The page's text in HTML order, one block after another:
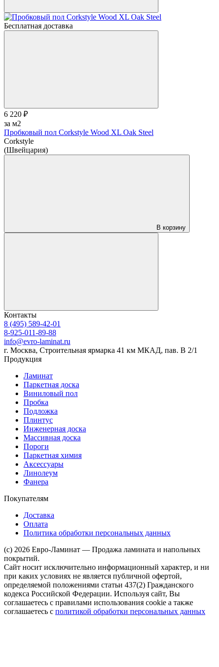
Бесплатная доставка
6 220 ₽
за м2
Пробковый пол Corkstyle Wood XL Oak Steel
Corkstyle
(Швейцария)
В корзину
Контакты
8 (495) 589-42-01
8-925-011-89-88
info@evro-laminat.ru
г. Москва, Строительная ярмарка 41 км МКАД, пав. В 2/1
Продукция
Ламинат
Паркетная доска
Виниловый пол
Пробка
Подложка
Плинтус
Инженерная доска
Массивная доска
Пороги
Паркетная химия
Аксессуары
Линолеум
Фанера
Покупателям
Доставка
Оплата
Политика обработки персональных данных
(c) 2026 Евро-Ламинат — Продажа ламината и напольных
покрытий.
Сайт носит исключительно информационный характер, и ни
при каких условиях не является публичной офертой,
определяемой положениями статьи 437(2) Гражданского
кодекса Российской Федерации. Используя сайт, Вы
соглашаетесь с правилами использования cookie а также
соглашаетесь с политикой обработки персональных данных